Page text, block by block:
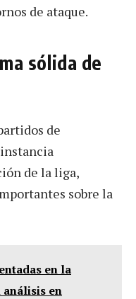
de ataque.
sólida de
de
de la liga,
sobre la
en la
análisis en